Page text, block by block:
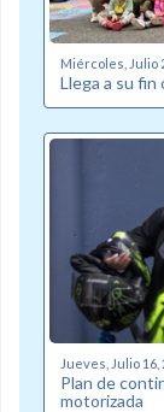
Miércoles, Julio
Llega a su fin
Jueves, Julio 16,
Plan de
motorizada